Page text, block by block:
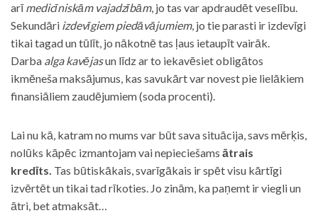
arīmedicīniskām vajadzībām, jo tas var apdraudēt veselību.
Sekundāri izdevīgiem piedāvājumiem, jo tie parasti ir izdevīgi
tikai tagad un tūlīt, jo nākotnē tas ļaus ietaupīt vairāk.
Darba alga kavējasun līdz ar to iekavēsiet obligātos
ikmēneša maksājumus, kas savukārt var novest pie lielākiem
finansiāliem zaudējumiem (soda procenti).
Lai nu kā, katram no mums var būt sava situācija, savs mērķis,
nolūks kāpēc izmantojam vai nepieciešams ātrais
kredīts. Tas būtiskākais, svarīgākais ir spēt visu kārtīgi
izvērtēt un tikai tad rīkoties. Jo zinām, ka paņemt ir viegli un
ātri, bet atmaksāt…